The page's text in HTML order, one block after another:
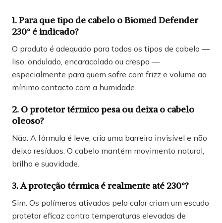
1. Para que tipo de cabelo o Biomed Defender
230° é indicado?
O produto é adequado para todos os tipos de cabelo —
liso, ondulado, encaracolado ou crespo —
especialmente para quem sofre com frizz e volume ao
mínimo contacto com a humidade.
2. O protetor térmico pesa ou deixa o cabelo
oleoso?
Não. A fórmula é leve, cria uma barreira invisível e não
deixa resíduos. O cabelo mantém movimento natural,
brilho e suavidade.
3. A proteção térmica é realmente até 230°?
Sim. Os polímeros ativados pelo calor criam um escudo
protetor eficaz contra temperaturas elevadas de